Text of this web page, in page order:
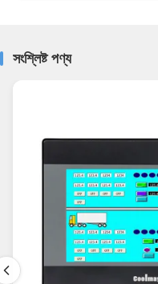
সংশ্লিষ্ট পণ্য